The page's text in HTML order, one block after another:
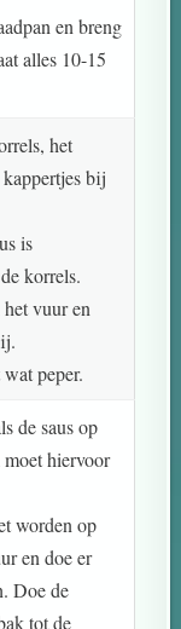
en breng
alles 10-15
het
bij
is
korrels.
vuur en
peper.
de saus op
hiervoor
worden op
en doe er
Doe de
tot de